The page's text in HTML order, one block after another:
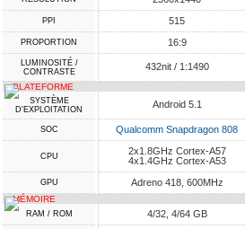
PPI 515
PROPORTION 16:9
LUMINOSITÉ /
CONTRASTE
432nit / 1:1490
PLATEFORME
SYSTÈME
D'EXPLOITATION
Android 5.1
SOC Qualcomm Snapdragon 808
CPU
2x1.8GHz Cortex-A57
4x1.4GHz Cortex-A53
GPU Adreno 418, 600MHz
MÉMOIRE
RAM / ROM 4/32, 4/64 GB